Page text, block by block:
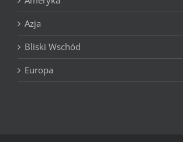
Azja
Bliski Wschód
Europa